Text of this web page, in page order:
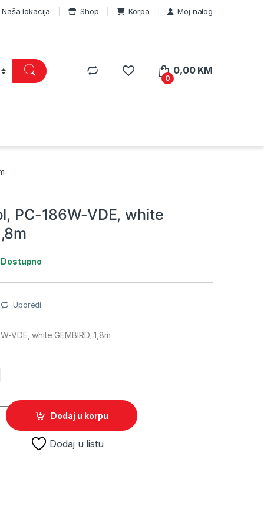
Naša lokacija Shop Korpa Moj nalog
0
0,00 KM
PC-186W-VDE, white
Dostupno
Uporedi
VDE, white GEMBIRD, 1,8m
VDE, white GEMBIRD, 1,8m quantity
Dodaj u korpu
Dodaj u listu